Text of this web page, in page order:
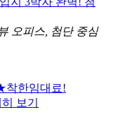
오피스, 첨단 중심
착한임대료!
보기